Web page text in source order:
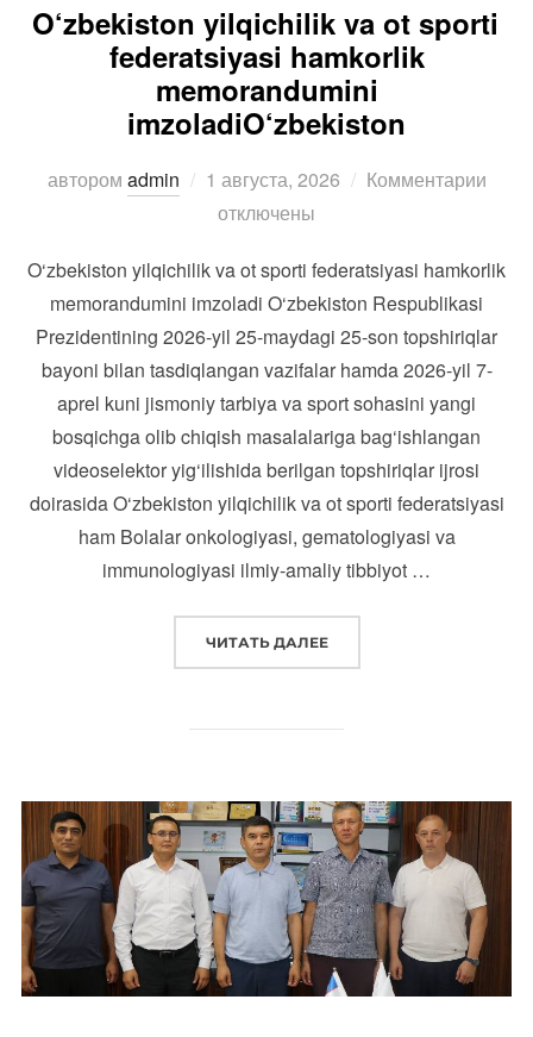
O‘zbekiston yilqichilik va ot sporti
federatsiyasi hamkorlik
memorandumini
imzoladiO‘zbekiston
автором admin Опубликовано
1 августа, 2026
Комментарии
отключены
O‘zbekiston yilqichilik va ot sporti federatsiyasi hamkorlik
memorandumini imzoladi O‘zbekiston Respublikasi
Prezidentining 2026-yil 25-maydagi 25-son topshiriqlar
bayoni bilan tasdiqlangan vazifalar hamda 2026-yil 7-
aprel kuni jismoniy tarbiya va sport sohasini yangi
bosqichga olib chiqish masalalariga bag‘ishlangan
videoselektor yig‘ilishida berilgan topshiriqlar ijrosi
doirasida O‘zbekiston yilqichilik va ot sporti federatsiyasi
ham Bolalar onkologiyasi, gematologiyasi va
immunologiyasi ilmiy-amaliy tibbiyot …
ЧИТАТЬ ДАЛЕЕ“O‘ZBEKISTON